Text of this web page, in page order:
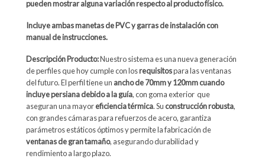
pueden mostrar alguna variación respecto al producto físico.
Incluye ambas manetas de PVC y garras de instalación con
manual de instrucciones.
Descripción Producto:Nuestro sistema es una nueva generación
de perfiles que hoy cumple con losrequisitospara las ventanas
del futuro. El perfil tiene un ancho de 70mm y 120mm cuando
incluye persiana debido a la guía, con goma exterior que
aseguran una mayoreficiencia térmica. Su construcción robusta,
con grandes cámaras para refuerzos de acero, garantiza
parámetros estáticos óptimos y permite la fabricación de
ventanas de gran tamaño, asegurando durabilidad y
rendimiento a largo plazo.